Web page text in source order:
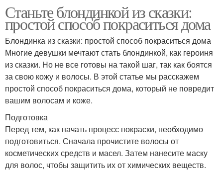
Станьте блондинкой из сказки:
простой способ покраситься дома
Блондинка из сказки: простой способ покраситься дома
Многие девушки мечтают стать блондинкой, как героиня
из сказки. Но не все готовы на такой шаг, так как боятся
за свою кожу и волосы. В этой статье мы расскажем
простой способ покраситься дома, который не повредит
вашим волосам и коже.
Подготовка
Перед тем, как начать процесс покраски, необходимо
подготовиться. Сначала прочистите волосы от
косметических средств и масел. Затем нанесите маску
для волос, чтобы защитить их от химических веществ.